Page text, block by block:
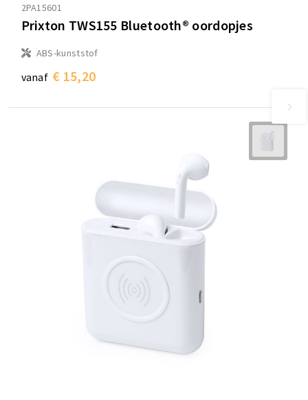
2PA15601
Prixton TWS155 Bluetooth® oordopjes
ABS-kunststof
vanaf € 15,20